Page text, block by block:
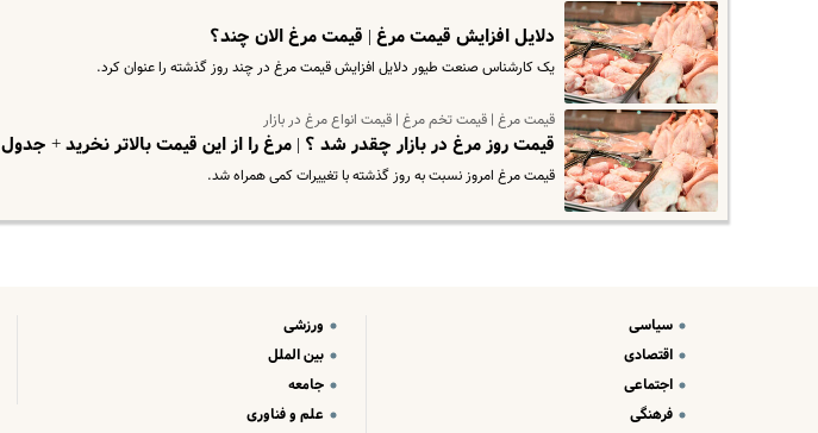
دلایل افزایش قیمت مرغ | قیمت مرغ الان چند؟
یک کارشناس صنعت طیور دلایل افزایش قیمت مرغ در چند روز گذشته را عنوان کرد.
قیمت مرغ | قیمت تخم مرغ | قیمت انواع مرغ در بازار
قیمت روز مرغ در بازار چقدر شد ؟ | مرغ را از این قیمت بالاتر نخرید + جدول
قیمت مرغ امروز نسبت به روز گذشته با تغییرات کمی همراه شد.
سیاسی
اقتصادی
اجتماعی
فرهنگی
ورزشی
بین الملل
جامعه
علم و فناوری